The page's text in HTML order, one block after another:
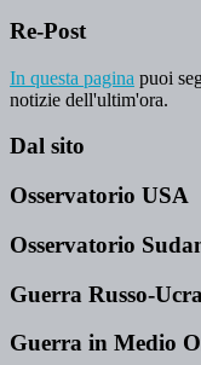
Re-Post
In questa pagina puoi
notizie dell'ultim'ora.
Dal sito
Osservatorio USA
Osservatorio
Guerra Russo-
Guerra in Medio